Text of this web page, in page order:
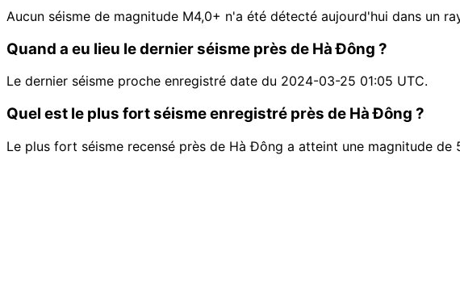
Aucun séisme de magnitude M4,0+ n'a été détecté aujourd'hui dans un
Quand a eu lieu le dernier séisme près de Hà Đông ?
Le dernier séisme proche enregistré date du 2024-03-25 01:05 UTC.
Quel est le plus fort séisme enregistré près de Hà Đông ?
Le plus fort séisme recensé près de Hà Đông a atteint une magnitude de